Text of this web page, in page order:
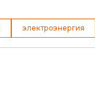
электроэнергия